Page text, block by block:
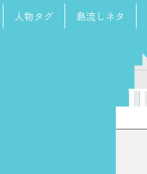
人物タグ 島流しネタ
索: